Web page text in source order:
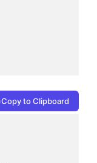
Copy to Clipboard